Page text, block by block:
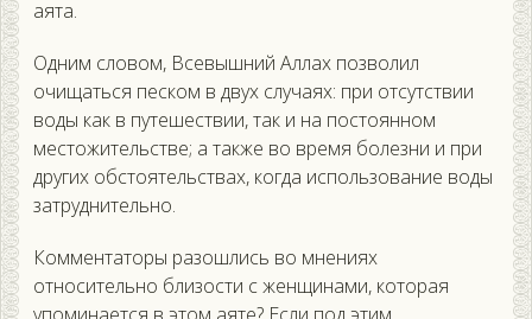
аята.
Одним словом, Всевышний Аллах позволил
очищаться песком в двух случаях: при отсутствии
воды как в путешествии, так и на постоянном
местожительстве; а также во время болезни и при
других обстоятельствах, когда использование воды
затруднительно.
Комментаторы разошлись во мнениях
относительно близости с женщинами, которая